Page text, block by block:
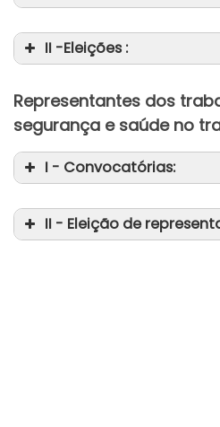
II -Eleições :
Representantes dos
segurança e saúde no
I - Convocatórias:
II - Eleição de